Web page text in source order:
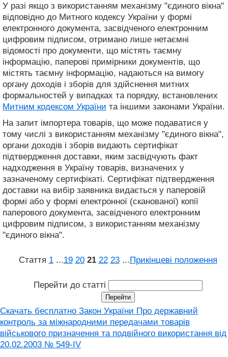
У разі якщо з використанням механізму "єдиного вікна"
відповідно до Митного кодексу України у формі
електронного документа, засвідченого електронним
цифровим підписом, отримано лише нетаємні
відомості про документи, що містять таємну
інформацію, паперові примірники документів, що
містять таємну інформацію, надаються на вимогу
органу доходів і зборів для здійснення митних
формальностей у випадках та порядку, встановлених
Митним кодексом України та іншими законами України.
На запит імпортера товарів, що може подаватися у
тому числі з використанням механізму "єдиного вікна",
органи доходів і зборів видають сертифікат
підтвердження доставки, яким засвідчують факт
надходження в Україну товарів, визначених у
зазначеному сертифікаті. Сертифікат підтвердження
доставки на вибір заявника видається у паперовій
формі або у формі електронної (сканованої) копії
паперового документа, засвідченого електронним
цифровим підписом, з використанням механізму
"єдиного вікна".
Стаття 1 ...19 20 21 22 23 ...Прикінцеві положення
Перейти до статті
Скачать бесплатно Закон України Про державний
контроль за міжнародними передачами товарів
військового призначення та подвійного використання від
20.02.2003 № 549-IV